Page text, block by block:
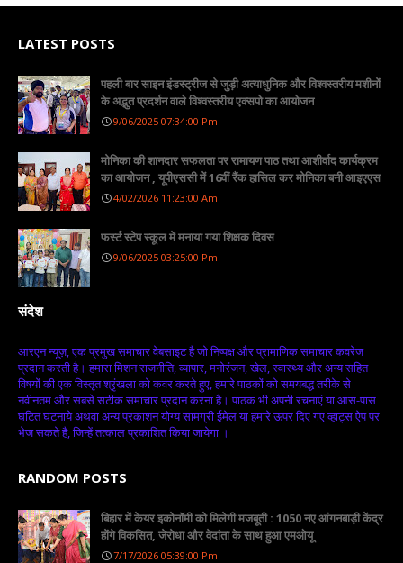
LATEST POSTS
पहली बार साइन इंडस्ट्रीज से जुड़ी अत्याधुनिक और विश्वस्तरीय मशीनों
के अद्भुत प्रदर्शन वाले विश्वस्तरीय एक्सपो का आयोजन
9/06/2025 07:34:00 Pm
मोनिका की शानदार सफलता पर रामायण पाठ तथा आशीर्वाद कार्यक्रम
का आयोजन , यूपीएससी में 16वीं रैंक हासिल कर मोनिका बनी आइएएस
4/02/2026 11:23:00 Am
फर्स्ट स्टेप स्कूल में मनाया गया शिक्षक दिवस
9/06/2025 03:25:00 Pm
संदेश
आरएन न्यूज़, एक प्रमुख समाचार वेबसाइट है जो निष्पक्ष और प्रामाणिक समाचार कवरेज
प्रदान करती है। हमारा मिशन राजनीति, व्यापार, मनोरंजन, खेल, स्वास्थ्य और अन्य सहित
विषयों की एक विस्तृत श्रृंखला को कवर करते हुए, हमारे पाठकों को समयबद्ध तरीके से
नवीनतम और सबसे सटीक समाचार प्रदान करना है। पाठक भी अपनी रचनाएं या आस-पास
घटित घटनाये अथवा अन्य प्रकाशन योग्य सामग्री ईमेल या हमारे ऊपर दिए गए व्हाट्स ऐप पर
भेज सकते है, जिन्हें तत्काल प्रकाशित किया जायेगा ।
RANDOM POSTS
बिहार में केयर इकोनॉमी को मिलेगी मजबूती : 1050 नए आंगनबाड़ी केंद्र
होंगे विकसित, जेरोधा और वेदांता के साथ हुआ एमओयू
7/17/2026 05:39:00 Pm